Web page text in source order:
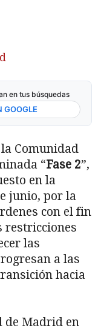
en tus búsquedas
GOOGLE
Comunidad
“Fase 2”,
en la
junio, por la
con el fin
restricciones
las
a las
hacia
de Madrid en